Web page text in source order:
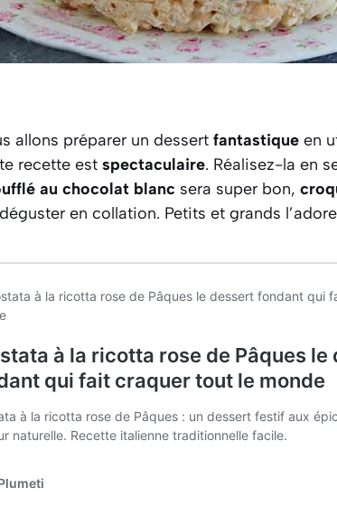
allons préparer un dessert fantastique en
recette est spectaculaire. Réalisez-la en
au chocolat blanc sera super bon,
en collation. Petits et grands